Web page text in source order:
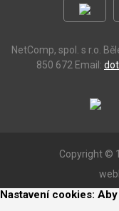
NetComp, spol. s r.o.
850 672 Email:
Copyright ©
Nastavení cookies: